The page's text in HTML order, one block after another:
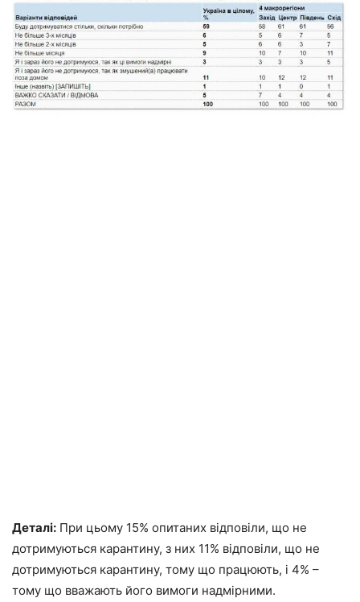
Деталі: При цьому 15% опитаних відповіли, що не
дотримуються карантину, з них 11% відповіли, що не
дотримуються карантину, тому що працюють, і 4% –
тому що вважають його вимоги надмірними.